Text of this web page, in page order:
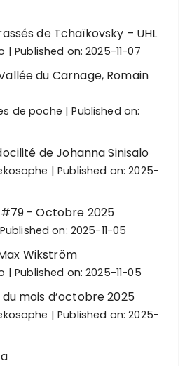
de Tchaïkovsky – UHL
Published on: 2025-11-07
du Carnage, Romain
de poche
Published on:
de Johanna Sinisalo
Published on: 2025-
#79 - Octobre 2025
Published on: 2025-11-05
Wikström
Published on: 2025-11-05
mois d’octobre 2025
Published on: 2025-